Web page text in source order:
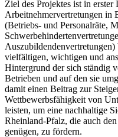
Ziel des Projektes ist in
Arbeitnehmervertretungen in
(Betriebs- und Personalräte,
vielfältigen, wichtigen und
Hintergrund der sich ständig
Betrieben und auf den sie
damit einen Beitrag zur
Wettbewerbsfähigkeit von
leisten, um eine nachhaltige
Rheinland-Pfalz, die auch
genügen, zu fördern.